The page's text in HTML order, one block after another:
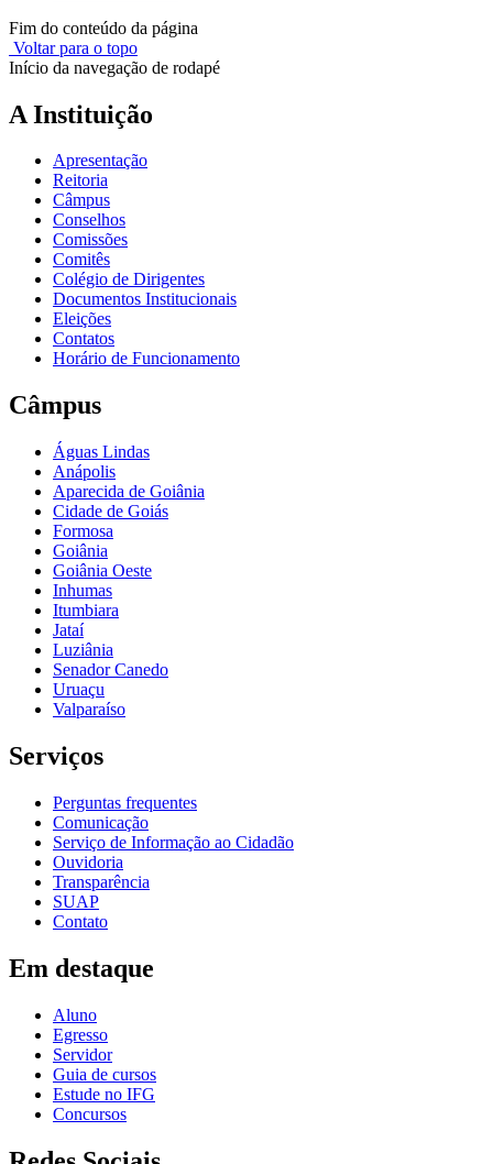
Fim do conteúdo da página
Voltar para o topo
Início da navegação de rodapé
A Instituição
Apresentação
Reitoria
Câmpus
Conselhos
Comissões
Comitês
Colégio de Dirigentes
Documentos Institucionais
Eleições
Contatos
Horário de Funcionamento
Câmpus
Águas Lindas
Anápolis
Aparecida de Goiânia
Cidade de Goiás
Formosa
Goiânia
Goiânia Oeste
Inhumas
Itumbiara
Jataí
Luziânia
Senador Canedo
Uruaçu
Valparaíso
Serviços
Perguntas frequentes
Comunicação
Serviço de Informação ao Cidadão
Ouvidoria
Transparência
SUAP
Contato
Em destaque
Aluno
Egresso
Servidor
Guia de cursos
Estude no IFG
Concursos